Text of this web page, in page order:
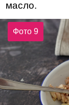
масло.
Фото 9